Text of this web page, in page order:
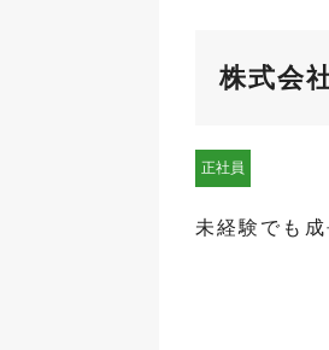
株式会
正社員
未経験でも